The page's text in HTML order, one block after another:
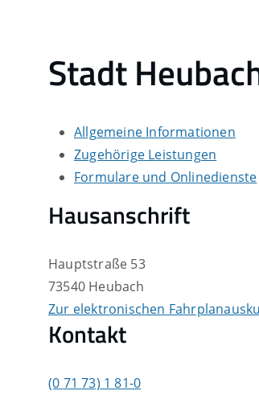
Stadt
Allgemeine Informationen
Zugehörige Leistungen
Formulare und Onlinedienste
Hausanschrift
Hauptstraße 53
73540 Heubach
Zur elektronischen
Kontakt
(0 71 73) 1 81-0